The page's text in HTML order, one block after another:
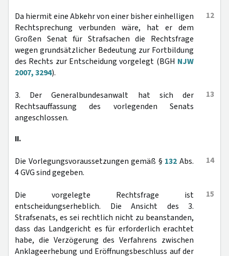
12
Da hiermit eine Abkehr von einer bisher einhelligen
Rechtsprechung verbunden wäre, hat er dem
Großen Senat für Strafsachen die Rechtsfrage
wegen grundsätzlicher Bedeutung zur Fortbildung
des Rechts zur Entscheidung vorgelegt (BGH NJW
2007, 3294).
13
3. Der Generalbundesanwalt hat sich der
Rechtsauffassung des vorlegenden Senats
angeschlossen.
II.
14
Die Vorlegungsvoraussetzungen gemäß § 132 Abs.
4 GVG sind gegeben.
15
Die vorgelegte Rechtsfrage ist
entscheidungserheblich. Die Ansicht des 3.
Strafsenats, es sei rechtlich nicht zu beanstanden,
dass das Landgericht es für erforderlich erachtet
habe, die Verzögerung des Verfahrens zwischen
Anklageerhebung und Eröffnungsbeschluss auf der